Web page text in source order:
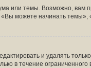
или темы. Возможно, вам
можете начинать темы»,
и удалять
в течение